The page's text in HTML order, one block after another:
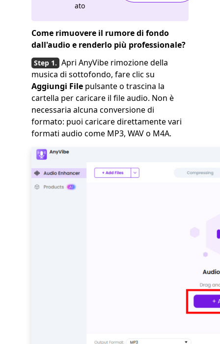
ato
Come rimuovere il rumore di fondo
dall'audio e renderlo più professionale?
Apri AnyVibe rimozione della
musica di sottofondo, fare clic su
Aggiungi File pulsante o trascina la
cartella per caricare il file audio. Non è
necessaria alcuna conversione di
formato: puoi caricare direttamente vari
formati audio come MP3, WAV o M4A.